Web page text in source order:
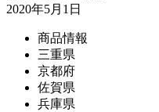
2020年5月1日
商品情報
三重県
京都府
佐賀県
兵庫県